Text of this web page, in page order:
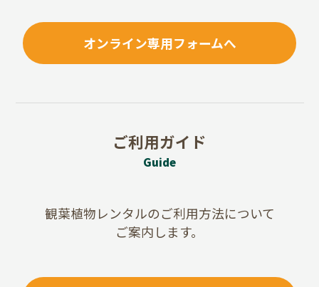
オンライン専用フォームへ
ご利用ガイド
Guide
観葉植物レンタルのご利用方法について
ご案内します。